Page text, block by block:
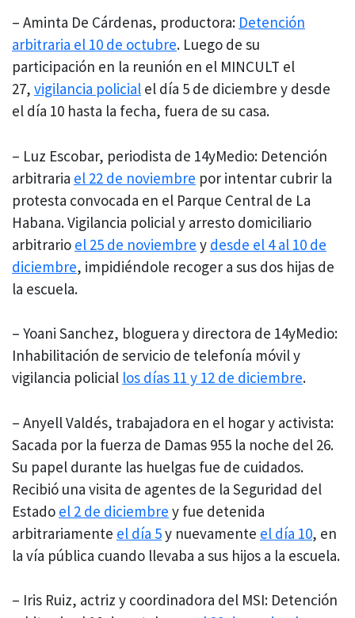
– Aminta De Cárdenas, productora: Detención
arbitraria el 10 de octubre. Luego de su
participación en la reunión en el MINCULT el
27, vigilancia policial el día 5 de diciembre y desde
el día 10 hasta la fecha, fuera de su casa.
– Luz Escobar, periodista de 14yMedio: Detención
arbitraria el 22 de noviembre por intentar cubrir la
protesta convocada en el Parque Central de La
Habana. Vigilancia policial y arresto domiciliario
arbitrario el 25 de noviembre y desde el 4 al 10 de
diciembre, impidiéndole recoger a sus dos hijas de
la escuela.
– Yoani Sanchez, bloguera y directora de 14yMedio:
Inhabilitación de servicio de telefonía móvil y
vigilancia policial los días 11 y 12 de diciembre.
– Anyell Valdés, trabajadora en el hogar y activista:
Sacada por la fuerza de Damas 955 la noche del 26.
Su papel durante las huelgas fue de cuidados.
Recibió una visita de agentes de la Seguridad del
Estado el 2 de diciembre y fue detenida
arbitrariamente el día 5y nuevamente el día 10, en
la vía pública cuando llevaba a sus hijos a la escuela.
– Iris Ruiz, actriz y coordinadora del MSI: Detención